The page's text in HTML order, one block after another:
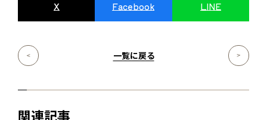
X Facebook LINE
一覧に戻る
関連記事